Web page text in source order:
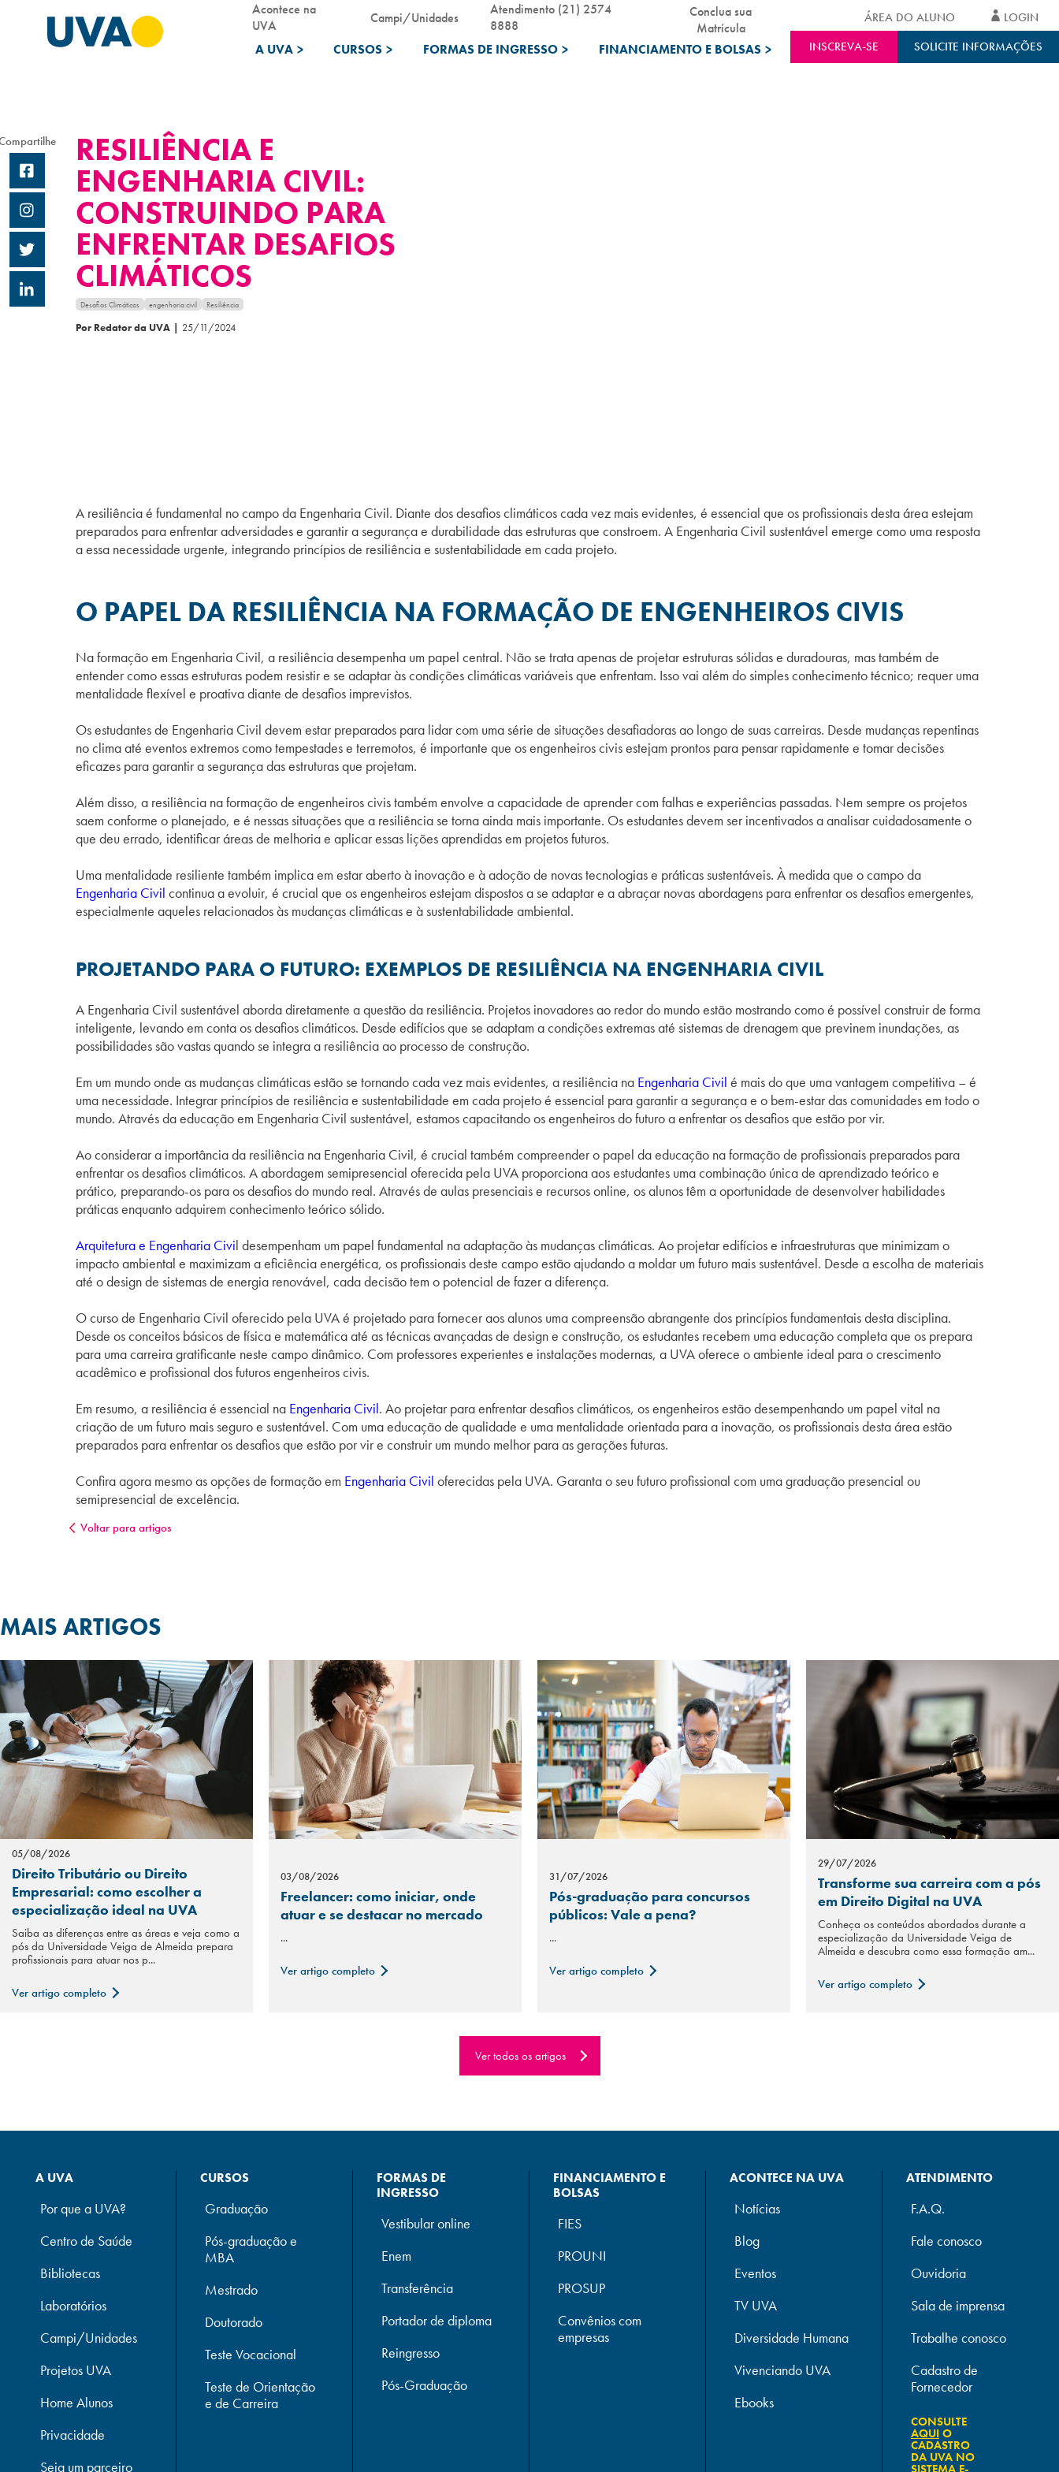
A UVA > CURSOS > FORMAS DE INGRESSO > FINANCIAMENTO E BOLSAS >
Acontece na
UVA
Campi/Unidades
Atendimento (21) 2574
8888
Conclua sua
Matrícula
INSCREVA-SE SOLICITE INFORMAÇÕES
ÁREA DO ALUNO LOGIN
RESILIÊNCIA E
ENGENHARIA CIVIL:
CONSTRUINDO PARA
ENFRENTAR DESAFIOS
CLIMÁTICOS
Desafios Climáticos engenharia civil Resiliência
Por Redator da UVA | 25/11/2024
A resiliência é fundamental no campo da Engenharia Civil. Diante dos desafios climáticos cada vez mais evidentes, é essencial que os profissionais desta área estejam
preparados para enfrentar adversidades e garantir a segurança e durabilidade das estruturas que constroem. A Engenharia Civil sustentável emerge como uma resposta
a essa necessidade urgente, integrando princípios de resiliência e sustentabilidade em cada projeto.
O PAPEL DA RESILIÊNCIA NA FORMAÇÃO DE ENGENHEIROS CIVIS
Na formação em Engenharia Civil, a resiliência desempenha um papel central. Não se trata apenas de projetar estruturas sólidas e duradouras, mas também de
entender como essas estruturas podem resistir e se adaptar às condições climáticas variáveis que enfrentam. Isso vai além do simples conhecimento técnico; requer uma
mentalidade flexível e proativa diante de desafios imprevistos.
Os estudantes de Engenharia Civil devem estar preparados para lidar com uma série de situações desafiadoras ao longo de suas carreiras. Desde mudanças repentinas
no clima até eventos extremos como tempestades e terremotos, é importante que os engenheiros civis estejam prontos para pensar rapidamente e tomar decisões
eficazes para garantir a segurança das estruturas que projetam.
Além disso, a resiliência na formação de engenheiros civis também envolve a capacidade de aprender com falhas e experiências passadas. Nem sempre os projetos
saem conforme o planejado, e é nessas situações que a resiliência se torna ainda mais importante. Os estudantes devem ser incentivados a analisar cuidadosamente o
que deu errado, identificar áreas de melhoria e aplicar essas lições aprendidas em projetos futuros.
Uma mentalidade resiliente também implica em estar aberto à inovação e à adoção de novas tecnologias e práticas sustentáveis. À medida que o campo da
Engenharia Civil continua a evoluir, é crucial que os engenheiros estejam dispostos a se adaptar e a abraçar novas abordagens para enfrentar os desafios emergentes,
especialmente aqueles relacionados às mudanças climáticas e à sustentabilidade ambiental.
PROJETANDO PARA O FUTURO: EXEMPLOS DE RESILIÊNCIA NA ENGENHARIA CIVIL
A Engenharia Civil sustentável aborda diretamente a questão da resiliência. Projetos inovadores ao redor do mundo estão mostrando como é possível construir de forma
inteligente, levando em conta os desafios climáticos. Desde edifícios que se adaptam a condições extremas até sistemas de drenagem que previnem inundações, as
possibilidades são vastas quando se integra a resiliência ao processo de construção.
Em um mundo onde as mudanças climáticas estão se tornando cada vez mais evidentes, a resiliência na Engenharia Civil é mais do que uma vantagem competitiva – é
uma necessidade. Integrar princípios de resiliência e sustentabilidade em cada projeto é essencial para garantir a segurança e o bem-estar das comunidades em todo o
mundo. Através da educação em Engenharia Civil sustentável, estamos capacitando os engenheiros do futuro a enfrentar os desafios que estão por vir.
Ao considerar a importância da resiliência na Engenharia Civil, é crucial também compreender o papel da educação na formação de profissionais preparados para
enfrentar os desafios climáticos. A abordagem semipresencial oferecida pela UVA proporciona aos estudantes uma combinação única de aprendizado teórico e
prático, preparando-os para os desafios do mundo real. Através de aulas presenciais e recursos online, os alunos têm a oportunidade de desenvolver habilidades
práticas enquanto adquirem conhecimento teórico sólido.
Arquitetura e Engenharia Civil desempenham um papel fundamental na adaptação às mudanças climáticas. Ao projetar edifícios e infraestruturas que minimizam o
impacto ambiental e maximizam a eficiência energética, os profissionais deste campo estão ajudando a moldar um futuro mais sustentável. Desde a escolha de materiais
até o design de sistemas de energia renovável, cada decisão tem o potencial de fazer a diferença.
O curso de Engenharia Civil oferecido pela UVA é projetado para fornecer aos alunos uma compreensão abrangente dos princípios fundamentais desta disciplina.
Desde os conceitos básicos de física e matemática até as técnicas avançadas de design e construção, os estudantes recebem uma educação completa que os prepara
para uma carreira gratificante neste campo dinâmico. Com professores experientes e instalações modernas, a UVA oferece o ambiente ideal para o crescimento
acadêmico e profissional dos futuros engenheiros civis.
Em resumo, a resiliência é essencial na Engenharia Civil. Ao projetar para enfrentar desafios climáticos, os engenheiros estão desempenhando um papel vital na
criação de um futuro mais seguro e sustentável. Com uma educação de qualidade e uma mentalidade orientada para a inovação, os profissionais desta área estão
preparados para enfrentar os desafios que estão por vir e construir um mundo melhor para as gerações futuras.
Confira agora mesmo as opções de formação em Engenharia Civil oferecidas pela UVA. Garanta o seu futuro profissional com uma graduação presencial ou
semipresencial de excelência.
Voltar para artigos
MAIS ARTIGOS
05/08/2026
Direito Tributário ou Direito
Empresarial: como escolher a
especialização ideal na UVA
Saiba as diferenças entre as áreas e veja como a
pós da Universidade Veiga de Almeida prepara
profissionais para atuar nos p...
Ver artigo completo
03/08/2026
Freelancer: como iniciar, onde
atuar e se destacar no mercado
...
Ver artigo completo
31/07/2026
Pós-graduação para concursos
públicos: Vale a pena?
...
Ver artigo completo
29/07/2026
Transforme sua carreira com a pós
em Direito Digital na UVA
Conheça os conteúdos abordados durante a
especialização da Universidade Veiga de
Almeida e descubra como essa formação am...
Ver artigo completo
Ver todos os artigos
A UVA
Por que a UVA?
Centro de Saúde
Bibliotecas
Laboratórios
Campi/Unidades
Projetos UVA
Home Alunos
Privacidade
Seja um parceiro
CURSOS
Graduação
Pós-graduação e
MBA
Mestrado
Doutorado
Teste Vocacional
Teste de Orientação
e de Carreira
FORMAS DE
INGRESSO
Vestibular online
Enem
Transferência
Portador de diploma
Reingresso
Pós-Graduação
FINANCIAMENTO E
BOLSAS
FIES
PROUNI
PROSUP
Convênios com
empresas
ACONTECE NA UVA
Notícias
Blog
Eventos
TV UVA
Diversidade Humana
Vivenciando UVA
Ebooks
ATENDIMENTO
F.A.Q.
Fale conosco
Ouvidoria
Sala de imprensa
Trabalhe conosco
Cadastro de
Fornecedor
CONSULTE
AQUIO
CADASTRO
DA UVA NO
SISTEMA E-